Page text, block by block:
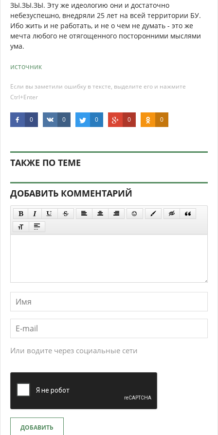
ЗЫ.ЗЫ.ЗЫ. Эту же идеологию они и достаточно
небезуспешно, внедряли 25 лет на всей территории БУ.
Ибо жить и не работать, и не о чем не думать - это же
мечта любого не отягощенного посторонними мыслями
ума.
источник
Если вы заметили ошибку в тексте, выделите его и нажмите
Ctrl+Enter
0 0 0 0 0
ТАКЖЕ ПО ТЕМЕ
ДОБАВИТЬ КОММЕНТАРИЙ
Или водите через социальные сети
ДОБАВИТЬ